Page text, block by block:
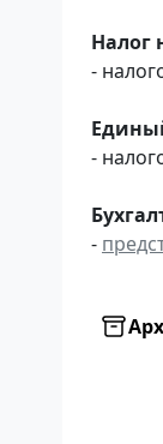
Налог
-
-
-